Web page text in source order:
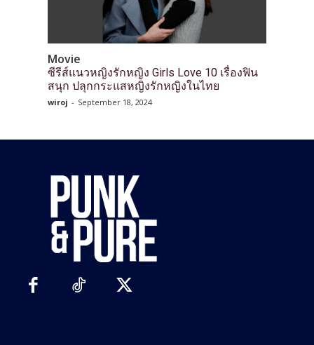
Movie
ซีรีส์แนวหญิงรักหญิง Girls Love 10 เรื่องฟิน
สนุก ปลุกกระแสหญิงรักหญิงในไทย
wiroj - September 18, 2024